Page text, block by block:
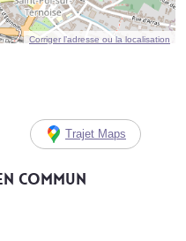
Corriger l’adresse ou la localisation
Trajet Maps
commun